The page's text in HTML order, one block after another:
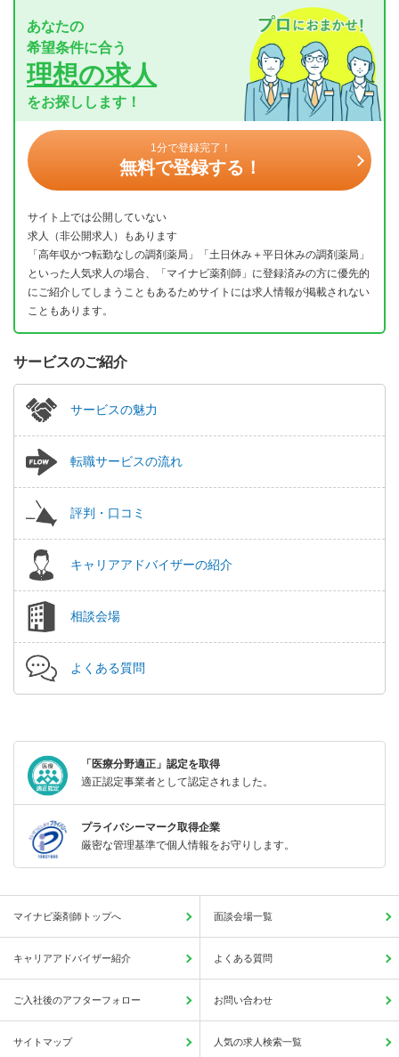
あなたの
希望条件に合う
理想の求人
をお探しします！
1分で登録完了！
無料で登録する！
サイト上では公開していない
求人（非公開求人）もあります
「高年収かつ転勤なしの調剤薬局」「土日休み＋平日休みの調剤薬局」
といった人気求人の場合、「マイナビ薬剤師」に登録済みの方に優先的
にご紹介してしまうこともあるためサイトには求人情報が掲載されない
こともあります。
サービスのご紹介
サービスの魅力
転職サービスの流れ
評判・口コミ
キャリアアドバイザーの紹介
相談会場
よくある質問
「医療分野適正」認定を取得
適正認定事業者として認定されました。
プライバシーマーク取得企業
厳密な管理基準で個人情報をお守りします。
マイナビ薬剤師トップへ 面談会場一覧
キャリアアドバイザー紹介 よくある質問
ご入社後のアフターフォロー お問い合わせ
サイトマップ 人気の求人検索一覧